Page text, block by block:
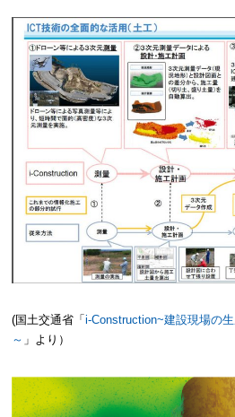
(国土交通省「i-Construction~建設現場の
～ 」より）